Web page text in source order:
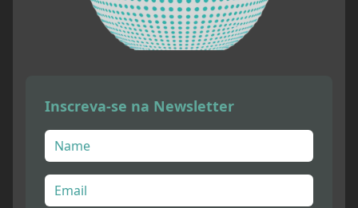
Inscreva-se na Newsletter